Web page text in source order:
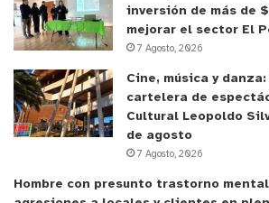
inversión de más de
mejorar el sector El
7 Agosto, 2026
Cine, música y
cartelera de
Cultural Leopoldo
de agosto
7 Agosto, 2026
Hombre con presunto trastorno